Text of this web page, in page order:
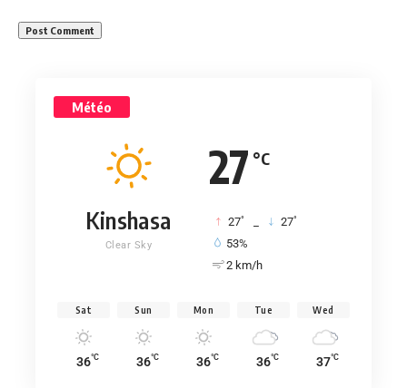
Météo
27 °C
Kinshasa
Clear Sky
27° 27°
53%
2 km/h
Sat
36°C
Sun
36°C
Mon
36°C
Tue
36°C
Wed
37°C